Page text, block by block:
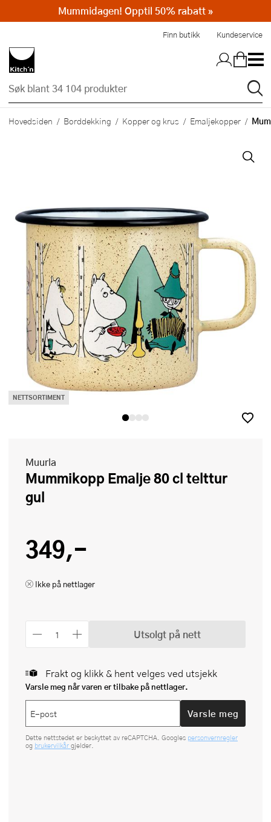
Finn butikk Kundeservice
Hovedsiden Borddekking Kopper og krus Emaljekopper
NETTSORTIMENT
Muurla
Mummikopp Emalje 80 cl telttur
gul
349,-
Ikke på nettlager
Utsolgt på nett
Frakt og klikk & hent velges ved utsjekk
Varsle meg når varen er tilbake på nettlager.
Varsle meg
Dette nettstedet er beskyttet av reCAPTCHA. Googles personvernregler
og brukervilkår gjelder.
Mummidagen! Opptil 50% rabatt »